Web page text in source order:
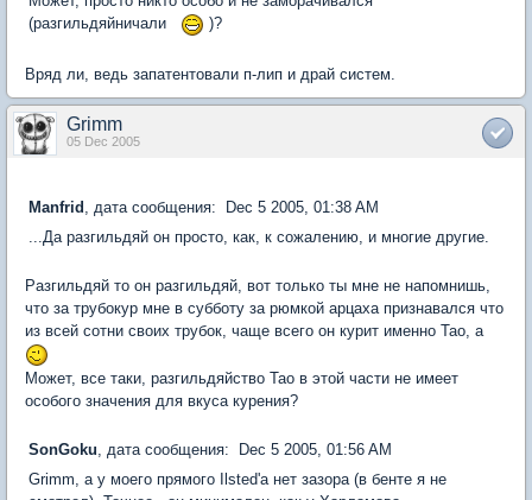
(разгильдяйничали
)?
Вряд ли, ведь запатентовали п-лип и драй систем.
Grimm
05 Dec 2005
Manfrid , дата сообщения: Dec 5 2005, 01:38 AM
...Да разгильдяй он просто, как, к сожалению, и многие другие.
Разгильдяй то он разгильдяй, вот только ты мне не напомнишь,
что за трубокур мне в субботу за рюмкой арцаха признавался что
из всей сотни своих трубок, чаще всего он курит именно Тао, а
Может, все таки, разгильдяйство Тао в этой части не имеет
особого значения для вкуса курения?
SonGoku , дата сообщения: Dec 5 2005, 01:56 AM
Grimm, а у моего прямого Ilsted'а нет зазора (в бенте я не